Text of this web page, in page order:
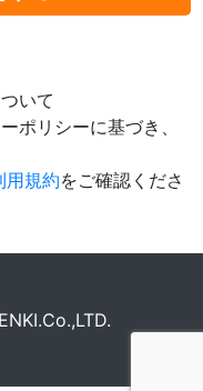
いて
ポリシーに基づき、
用規約をご確認くださ